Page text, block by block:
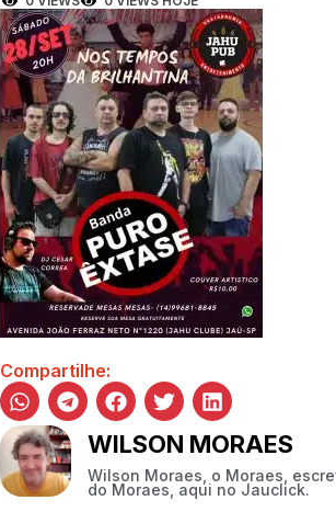
Compartilhe:
WILSON MORAES
Wilson Moraes, o Moraes,
do Moraes, aqui no Jauclick.